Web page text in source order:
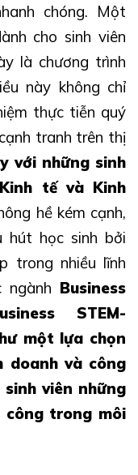
chóng. Một
cho sinh viên
là chương trình
này không chỉ
thực tiễn quý
tranh trên thị
với những sinh
tế và Kinh
hề kém cạnh,
hút học sinh bởi
trong nhiều lĩnh
ngành Business
STEM-
một lựa chọn
doanh và công
viên những
công trong môi